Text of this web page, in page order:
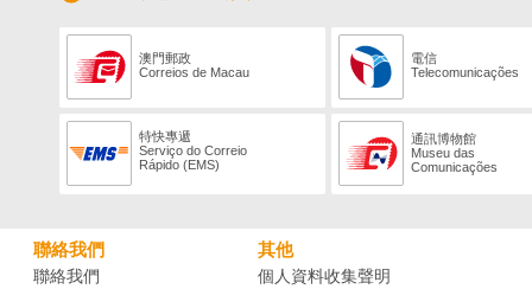
澳門郵政
Correios de Macau
電信
Telecomunicações
特快專遞
Serviço do Correio
Rápido (EMS)
通訊博物館
Museu das
Comunicações
聯絡我們
聯絡我們
其他
個人資料收集聲明